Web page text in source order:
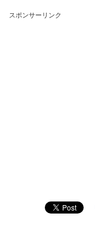
スポンサーリンク